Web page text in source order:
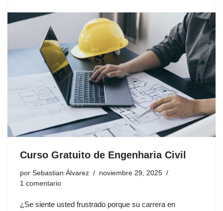
Curso Gratuito de Engenharia Civil
por Sebastian Álvarez
noviembre 29, 2025
1 comentario
¿Se siente usted frustrado porque su carrera en